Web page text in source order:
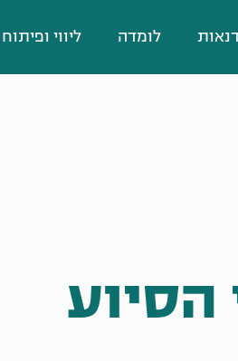
לומדה ליווי ופיתוח
הסיוע